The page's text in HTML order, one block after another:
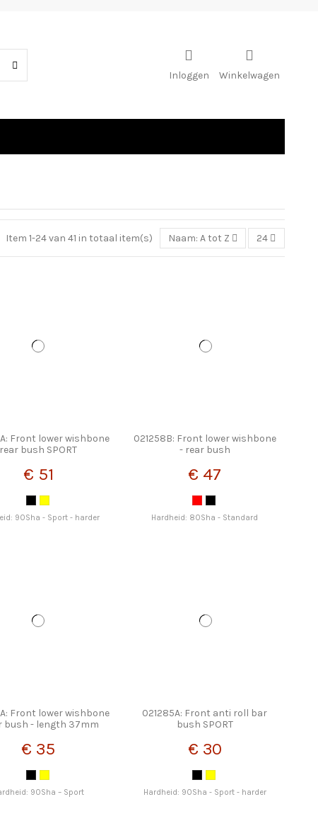
Inloggen Winkelwagen
Item 1-24 van 41 in totaal item(s) Naam: A tot Z 24
Front lower wishbone
rear bush SPORT
€ 51
90Sha - Sport - harder
021258B: Front lower wishbone
- rear bush
€ 47
Hardheid: 80Sha - Standard
Front lower wishbone
bush - length 37mm
€ 35
90Sha – Sport
021285A: Front anti roll bar
bush SPORT
€ 30
Hardheid: 90Sha - Sport - harder